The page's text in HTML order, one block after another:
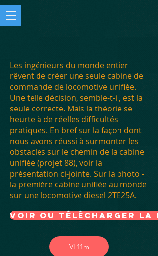
Les ingénieurs du monde entier
rêvent de créer une seule cabine de
commande de locomotive unifiée.
Une telle décision, semble-t-il, est la
seule correcte. Mais la théorie se
heurte à de réelles difficultés
pratiques. En bref sur la façon dont
nous avons réussi à surmonter les
obstacles sur le chemin de la cabine
unifiée (projet 88), voir la
présentation ci-jointe. Sur la photo -
la première cabine unifiée au monde
sur une locomotive diesel 2TE25A.
Voir ou télécharger la
VL11m